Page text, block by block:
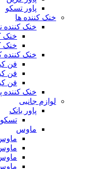
پاور تسکو
خنک کننده ها
خنک کننده
خنک
خنک
خنک
فن
فن
فن
خنک کننده
لوازم جانبی
پاور بانک
تسکو
ماوس